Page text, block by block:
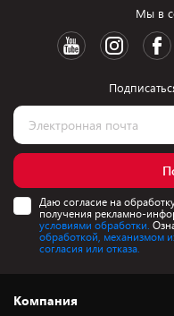
Мы в
Даю согласие на
получения рекламно-
условиями обработки.
обработкой, механизмом
согласия или отказа.
Компания